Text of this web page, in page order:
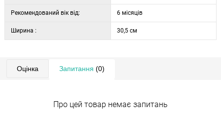
Рекомендований вік від: 6 місяців
Ширина : 30,5 см
Оцінка Запитання (0)
Про цей товар немає запитань